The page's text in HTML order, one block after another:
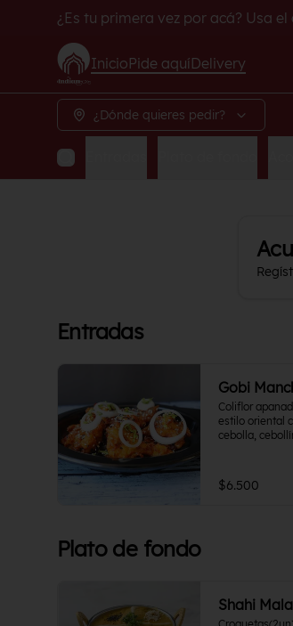
¿Es tu primera vez por acá? Usa el
InicioPide aquíDelivery
¿Dónde quieres pedir?
Entradas
Gobi
Coliflor
estilo oriental
cebolla,
$6.500
Plato de fondo
Shahi